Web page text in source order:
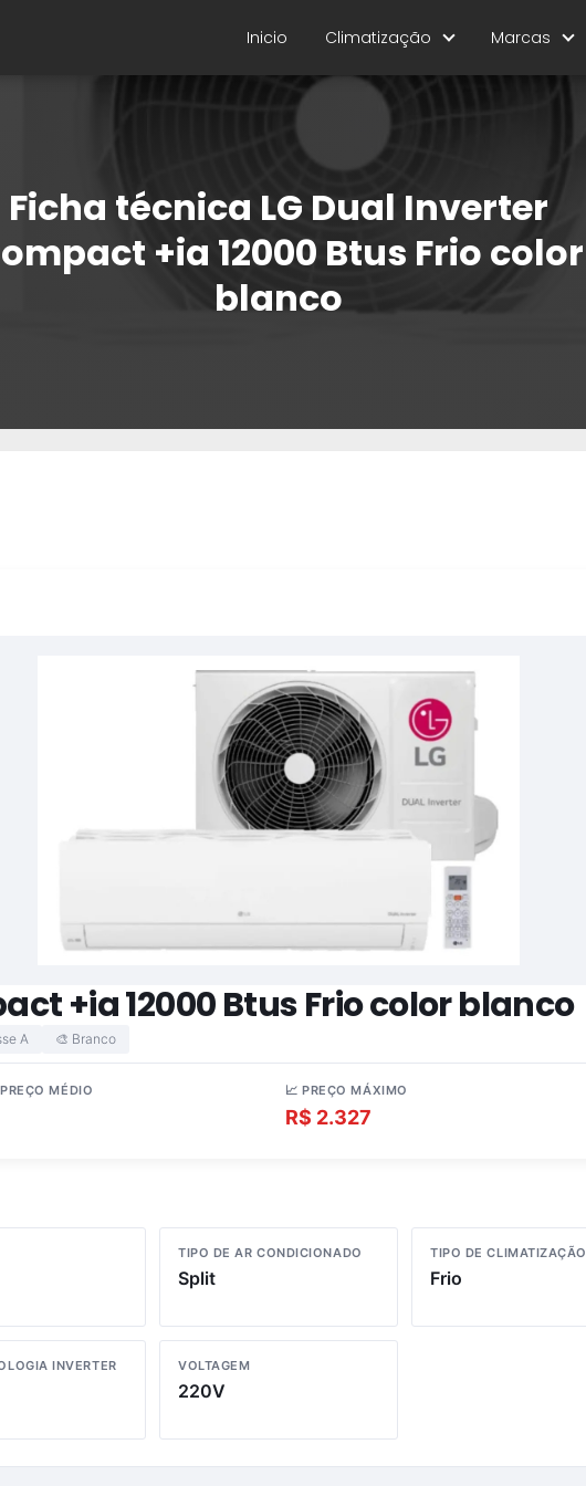
Inicio Climatização Marcas
Ficha técnica LG Dual Inverter
+ia 12000 Btus Frio color
blanco
+ia 12000 Btus Frio color blanco
A 🎨 Branco
MÉDIO 📈 PREÇO MÁXIMO
R$ 2.327
TIPO DE AR CONDICIONADO
Split
TIPO DE CLIMATIZAÇÃO
Frio
INVERTER VOLTAGEM
220V